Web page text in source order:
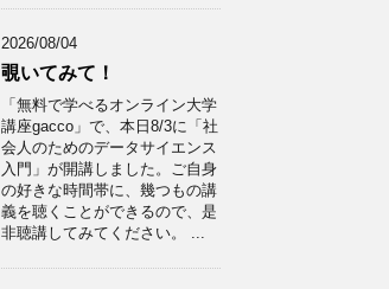
2026/08/04
覗いてみて！
「無料で学べるオンライン大学
講座gacco」で、本日8/3に「社
会人のためのデータサイエンス
入門」が開講しました。ご自身
の好きな時間帯に、幾つもの講
義を聴くことができるので、是
非聴講してみてください。 ...